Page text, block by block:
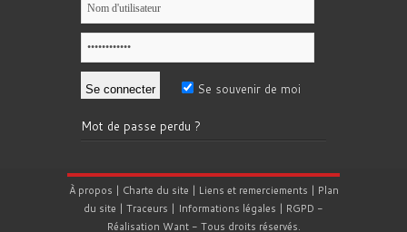
Se souvenir de moi
Mot de passe perdu ?
À propos | Charte du site | Liens et remerciements | Plan
du site | Traceurs | Informations légales | RGPD -
Réalisation Want- Tous droits réservés.